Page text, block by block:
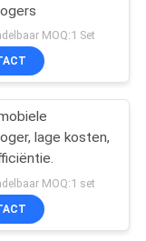
34
13
MOQ:1 Set
lage kosten,
MOQ:1 set